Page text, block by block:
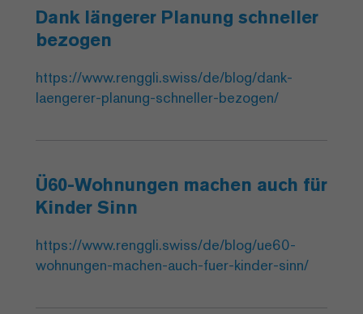
Dank längerer Planung schneller
bezogen
https://www.renggli.swiss/de/blog/dank-
laengerer-planung-schneller-bezogen/
Ü60-Wohnungen machen auch für
Kinder Sinn
https://www.renggli.swiss/de/blog/ue60-
wohnungen-machen-auch-fuer-kinder-sinn/